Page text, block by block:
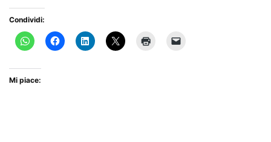
Condividi:
Mi piace: